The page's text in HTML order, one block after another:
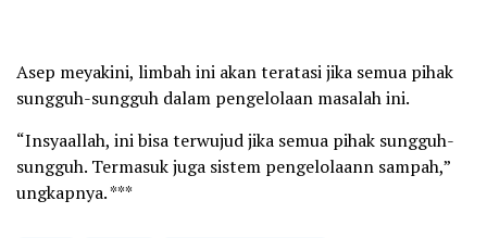
Asep meyakini, limbah ini akan teratasi jika semua pihak
sungguh-sungguh dalam pengelolaan masalah ini.
“Insyaallah, ini bisa terwujud jika semua pihak sungguh-
sungguh. Termasuk juga sistem pengelolaann sampah,”
ungkapnya. ***